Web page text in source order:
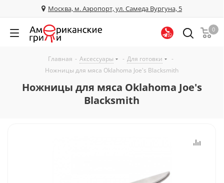
Москва, м. Аэропорт, ул. Самеда Вургуна, 5
0
Главная - Аксессуары - Для готовки
-
Ножницы для мяса Oklahoma Joe's Blacksmith
Ножницы для мяса Oklahoma Joe's
Blacksmith